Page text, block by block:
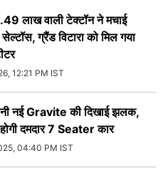
लाख वाली टेक्टॉन ने मचाई
ग्रैंड विटारा को मिल गया
12:21 PM IST
नई Gravite की दिखाई झलक,
दमदार 7 Seater कार
04:40 PM IST